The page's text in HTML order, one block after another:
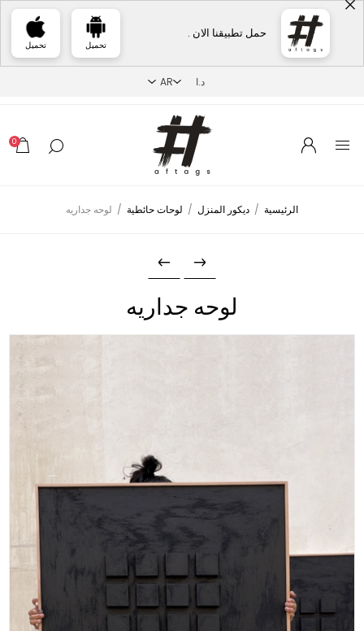
حمل تطبيقنا الان .
تحميل تحميل
0
الرئيسية / ديكور المنزل / لوحات حائطية / لوحه جداريه
لوحه جداريه